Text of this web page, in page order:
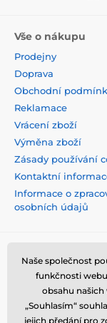
Vše o nákupu
Prodejny
Doprava
Obchodní
Reklamace
Vrácení zboží
Výměna zboží
Zásady používání
Kontaktní
Informace o
osobních údajů
Naše společnost
funkčnosti
obsahu
„Souhlasím“
jejich předání pro